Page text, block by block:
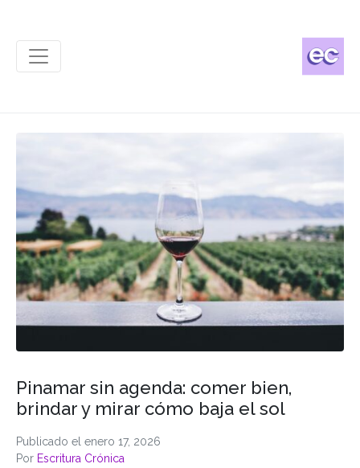
Publicado el enero 17, 2026
Por Escritura Crónica
Pinamar sin agenda: comer bien,
brindar y mirar cómo baja el sol